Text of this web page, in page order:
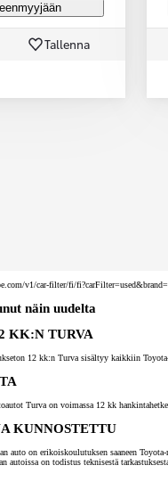
Tallenna
v1/car-filter/fi/
näin uudelta
KK:N TURVA
12 kk:n Turva sisältyy kaikkiin
Turva on voimassa 12 kk
KUNNOSTETTU
auto on erikoiskoulutuksen saaneen
autoissa on todistus teknisestä